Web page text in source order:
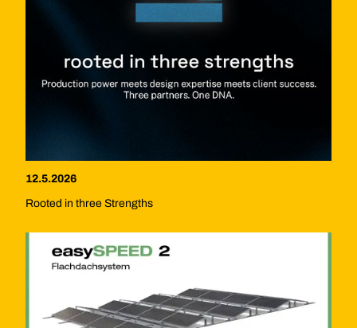
12.5.2026
Rooted in three Strengths